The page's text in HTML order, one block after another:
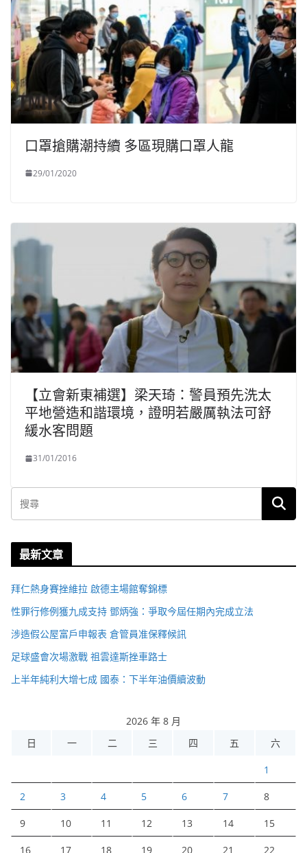
口罩搶購潮持續 多區現購口罩人龍
29/01/2020
【立會新東補選】梁天琦：警員預先洗太
平地營造和諧環境，證明若嚴厲執法可舒
緩水客問題
31/01/2016
最新文章
拜仁熱身賽挫維拉 啟德主場館奪錦標
性罪行修例獲九成支持 鄧炳強：爭取今屆任期內完成立法
涉造假公屋富戶申報表 倉管員准保釋候訊
足球盛會次場激戰 祖雲達斯挫車路士
上半年純利大增七成 國泰：下半年油價續波動
2026 年 8 月
日
一 二 三 四 五 六
1
2 3 4 5 6 7 8
9 10 11 12 13 14 15
16 17 18 19 20 21 22